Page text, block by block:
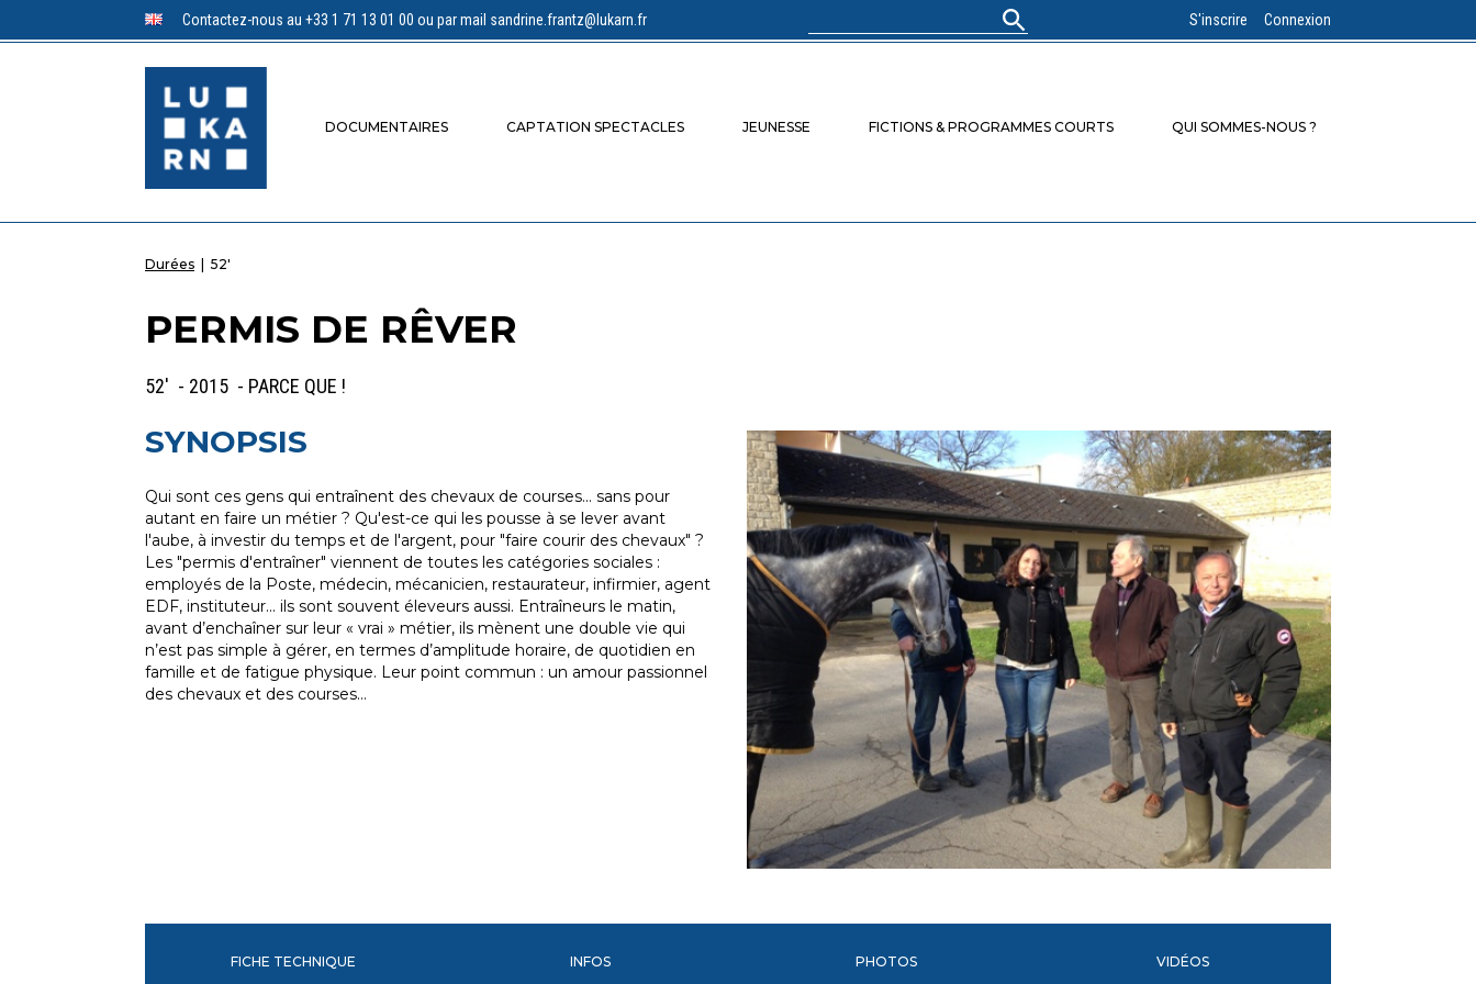
Contactez-nous au +33 1 71 13 01 00 ou par mail sandrine.frantz@lukarn.fr S'inscrire Connexion
DOCUMENTAIRES CAPTATION SPECTACLES JEUNESSE FICTIONS & PROGRAMMES COURTS QUI SOMMES-NOUS ?
Durées | 52'
PERMIS DE RÊVER
52' - 2015 - PARCE QUE !
SYNOPSIS
Qui sont ces gens qui entraînent des chevaux de courses... sans pour
autant en faire un métier ? Qu'est-ce qui les pousse à se lever avant
l'aube, à investir du temps et de l'argent, pour "faire courir des chevaux" ?
Les "permis d'entraîner" viennent de toutes les catégories sociales :
employés de la Poste, médecin, mécanicien, restaurateur, infirmier, agent
EDF, instituteur... ils sont souvent éleveurs aussi. Entraîneurs le matin,
avant d’enchaîner sur leur « vrai » métier, ils mènent une double vie qui
n’est pas simple à gérer, en termes d’amplitude horaire, de quotidien en
famille et de fatigue physique. Leur point commun : un amour passionnel
des chevaux et des courses…
FICHE TECHNIQUE INFOS PHOTOS VIDÉOS